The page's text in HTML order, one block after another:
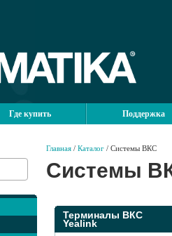
Где купить Поддержка
Главная / Каталог / Системы ВКС
Системы
Терминалы ВКС
Yealink